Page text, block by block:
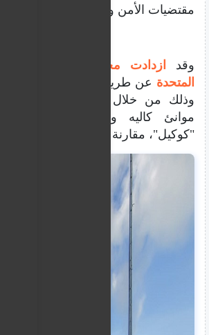
مقتضيات الأمن وضرورات الحماية
وقد
ازدادت محاولات الوصول إلى
المتحدة
موانئ كاليه ودونكيرك ونفق
"كوكيل"، مقارنة بـ4794 حالة في 2023.